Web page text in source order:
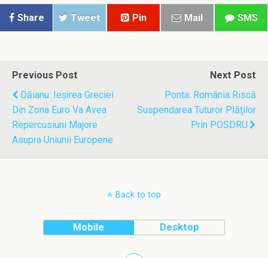
Share Tweet Pin Mail SMS
Previous Post
Dăianu: Ieşirea Greciei
Din Zona Euro Va Avea
Repercusiuni Majore
Asupra Uniunii Europene
Next Post
Ponta: România Riscă
Suspendarea Tuturor Plăţilor
Prin POSDRU
Back to top
Mobile Desktop